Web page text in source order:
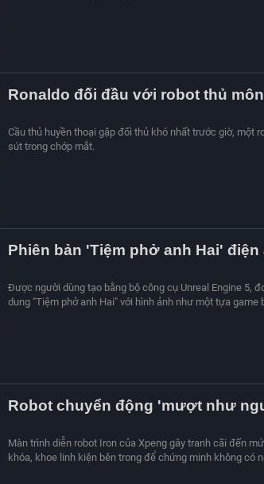
Ronaldo đối đầu với robot thủ môn
Cầu thủ huyền thoại gặp đối thủ khó nhất trước giờ, một
sút trong chớp mắt.
Phiên bản 'Tiệm phở anh Hai' điện
Được người dùng tạo bằng bộ công cụ Unreal Engine 5,
dung "Tiệm phở anh Hai" với hình ảnh như một tựa game
Robot chuyển động 'mượt như
Màn trình diễn robot Iron của Xpeng gây tranh cãi đến
khóa, khoe linh kiện bên trong để chứng minh không có